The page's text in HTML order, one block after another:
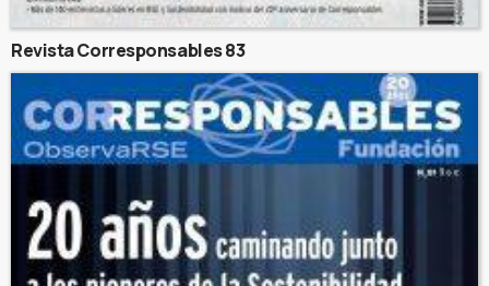
Revista Corresponsables 83